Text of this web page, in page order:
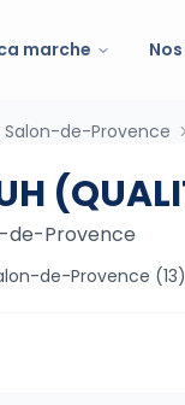
marche
de-Provence
de-Provence
de-Provence (13)